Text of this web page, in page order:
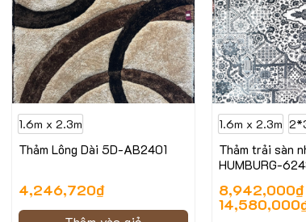
1.6m x 2.3m
Thảm Lông Dài 5D-AB2401
4,246,720₫
1.6m x 2.3m
Thảm trải sàn
HUMBURG-
8,942,000₫
14,580,000